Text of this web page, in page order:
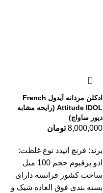
ادکلن مردانه آیدول French
Attitude IDOL (رایحه مشابه
دیور ساواج)
8,000,000 تومان
برند: فرنچ اتیدد نوع غلظت:
ادو پرفیوم حجم 100 میل
ساخت کشور فرانسه دارای
بسته بندی فوق العاده شیک و